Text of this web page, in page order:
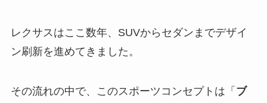
レクサスはここ数年、SUVからセダンまでデザイ
ン刷新を進めてきました。
その流れの中で、このスポーツコンセプトは「 ブ